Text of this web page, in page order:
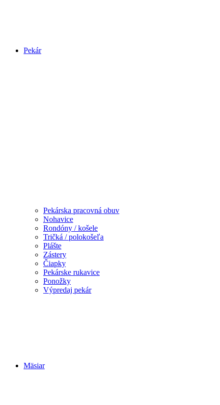
Pekár
Pekárska pracovná obuv
Nohavice
Rondóny / košele
Tričká / polokošeľa
Plášte
Zástery
Čiapky
Pekárske rukavice
Ponožky
Výpredaj pekár
Mäsiar